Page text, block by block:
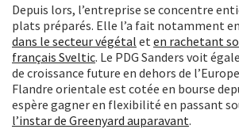
Depuis lors, l’entreprise se concentre
plats préparés. Elle l’a fait notamment en
dans le secteur végétal et en rachetant
français Sveltic. Le PDG Sanders voit
de croissance future en dehors de
Flandre orientale est cotée en bourse
espère gagner en flexibilité en passant
l’instar de Greenyard auparavant.